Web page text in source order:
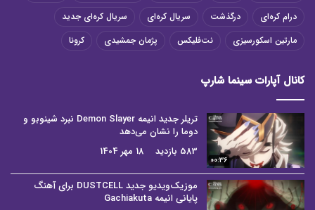
درام کره‌ای
درگذشت سریال کره‌ای
سریال کره‌ای جدید
مارتین اسکورسیزی
نت‌فلیکس پژمان جمشیدی کرونا
کانال آپارات سینما شارپ
00:36
تریلر جدید انیمه Demon Slayer نبرد شینوبو و
دوما را نشان می‌دهد
583 بازدید
18 مهر 1404
موزیک‌ویدیو جدید DUSTCELL برای آهنگ
پایانی انیمه Gachiakuta